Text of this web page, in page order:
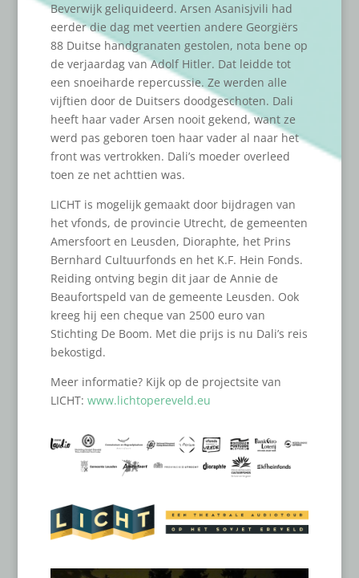
Beverwijk geliquideerd. Arsen Asanisjvili had
eerder die dag met veertien andere Georgiërs
88 Duitse handgranaten gestolen, nota bene op
de verjaardag van Adolf Hitler. Dat leidde tot
een snoeiharde repercussie. Ze werden alle
vijftien door de Duitsers doodgeschoten. Dali
heeft haar vader Arsen nooit gekend, want ze
werd pas geboren toen haar vader al naar het
front was vertrokken. Dali’s moeder overleed
toen ze net achttien was.
LICHT is mogelijk gemaakt door bijdragen van
het vfonds, de provincie Utrecht, de gemeenten
Amersfoort en Leusden, Dioraphte, het Prins
Bernhard Cultuurfonds en het K.F. Hein Fonds.
Reiding ontving begin dit jaar de Annie de
Beaufortspeld van de gemeente Leusden. Ook
kreeg hij een cheque van 2500 euro van
Stichting De Boom. Met die prijs is nu Dali’s reis
bekostigd.
Meer informatie? Kijk op de projectsite van
LICHT: www.lichtopereveld.eu